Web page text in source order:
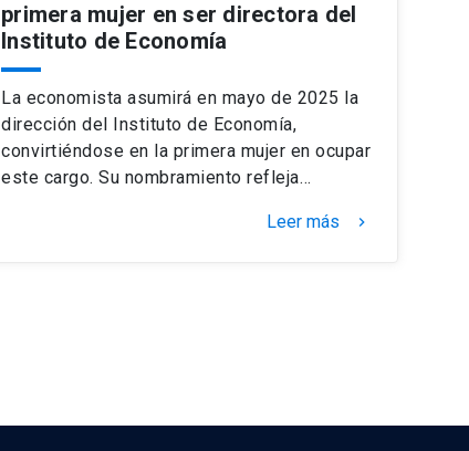
primera mujer en ser directora del
Instituto de Economía
La economista asumirá en mayo de 2025 la
dirección del Instituto de Economía,
convirtiéndose en la primera mujer en ocupar
este cargo. Su nombramiento refleja…
Leer más keyboard_arrow_right